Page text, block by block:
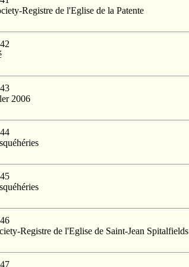
Registre de l'Eglise de la Patente
2006
Registre de l'Eglise de Saint-Jean Spitalfields